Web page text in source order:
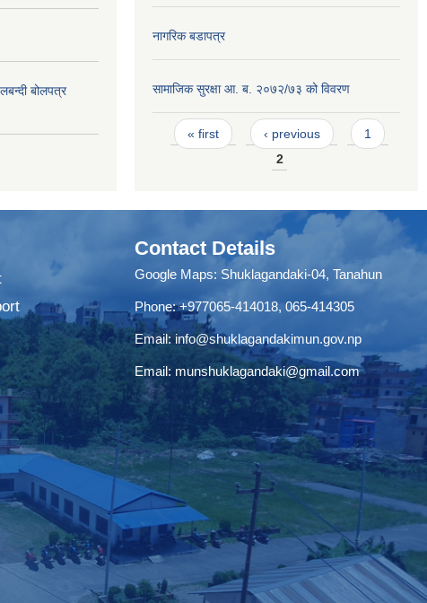
बोलपत्र
नागरिक बडापत्र
सामाजिक सुरक्षा आ. ब. २०७२/७३ को विवरण
Pages
« first ‹ previous
1
2
Contact Details
Google Maps: Shuklagandaki-04, Tanahun
Phone:+977065-414018, 065-414305
Email:info@shuklagandakimun.gov.np
Email: munshuklagandaki@gmail.com